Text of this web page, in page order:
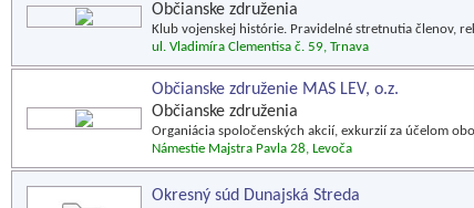
Občianske združenia
Klub vojenskej histórie. Pravidelné stretnutia členov,
ul. Vladimíra Clementisa č. 59, Trnava
Občianske združenie MAS LEV, o.z.
Občianske združenia
Organiácia spoločenských akcií, exkurzií za účelom
Námestie Majstra Pavla 28, Levoča
Okresný súd Dunajská Streda